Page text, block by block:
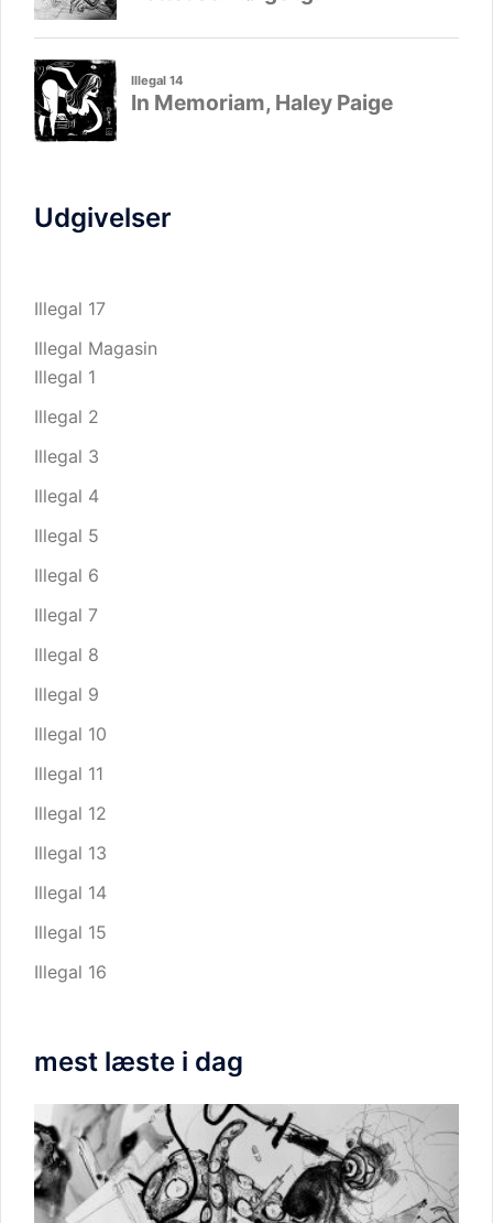
Udgivelser
Illegal 17
Illegal Magasin
Illegal 1
Illegal 2
Illegal 3
Illegal 4
Illegal 5
Illegal 6
Illegal 7
Illegal 8
Illegal 9
Illegal 10
Illegal 11
Illegal 12
Illegal 13
Illegal 14
Illegal 15
Illegal 16
mest læste i dag